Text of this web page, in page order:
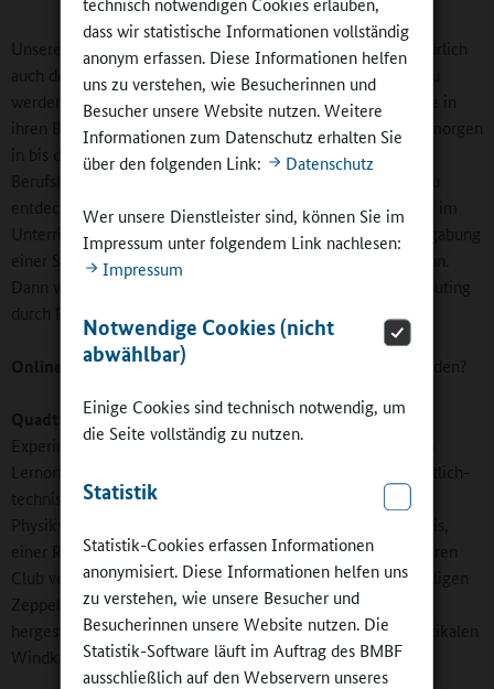
dass wir statistische Informationen vollständig
anonym erfassen. Diese Informationen helfen
uns zu verstehen, wie Besucherinnen und
Besucher unsere Website nutzen. Weitere
Informationen zum Datenschutz erhalten Sie
über den folgenden Link:
Datenschutz
Wer unsere Dienstleister sind, können Sie im
Impressum unter folgendem Link nachlesen:
Impressum
Notwendige Cookies (nicht
abwählbar)
Einige Cookies sind technisch notwendig, um
die Seite vollständig zu nutzen.
Statistik
Statistik-Cookies erfassen Informationen
anonymisiert. Diese Informationen helfen uns
zu verstehen, wie unsere Besucher und
Besucherinnen unsere Website nutzen. Die
Statistik-Software läuft im Auftrag des BMBF
ausschließlich auf den Webservern unseres
Unsere Kooperationspartner und Unterstützer schätzen natürlich
auch den Effekt, für diese Alters- und Zielgruppe sichtbar zu
werden. Deshalb loben manche Unternehmen auch Besuche in
ihren Betrieben aus. Auch in der Hoffnung, Fachkräfte von morgen
in bis dahin möglicherweise noch völlig unbekannten
Berufsbildern zu binden. Manchmal sogar richtige Talente zu
entdecken. Das gelingt übrigens auch immer wieder einmal im
Unterricht, weil eine Lehrkraft plötzlich eine besondere Begabung
einer Schülerin oder eines Schülers erkennt und fördern kann.
Dann wandelt sich Physikunterricht mitunter zum Talentscouting
durch Physikalischen Breitensport.
Online-Redaktion:Welche Preise winken den Teilnehmenden?
Quadt:
Die Palette reicht von Büchern und T-Shirts über
Experimentierkästen, Tablets, Besuche an außerschulischen
Lernorten wie Wissenschaftsmuseen oder naturwissenschaftlich-
technischen Unternehmen, dem Gewinn eines Auftritts der
Physikshow der „Physikanten“ bis hin zu unserem Hauptpreis,
einer Reise zu einem Spiel der Dallas Mavericks, dem früheren
Club von Dirk Nowitzki. Aber auch der Besuch einer ehemaligen
Zeppelinwerkstatt, in der heute Bausteine für Flugzeuge
hergestellt werden, oder ein Fallschirmsprung in einem vertikalen
Windkanal sind begehrt.